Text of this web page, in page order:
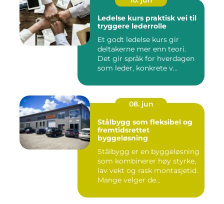
Ledelse kurs praktisk vei til
tryggere lederrolle
Et godt ledelse kurs gir
deltakerne mer enn teori.
Det gir språk for hverdagen
som leder, konkrete v...
08. jun
Stålbygg som fleksibel og
fremtidsrettet
byggeløsning
Stålbygg er en byggeløsning
som kombinerer høy styrke,
lav vekt og rask montasjetid.
Mange velger de...